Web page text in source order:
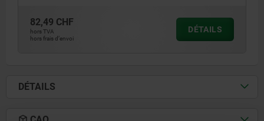
82,49 CHF
hors TVA
hors frais d’envoi
DÉTAILS
DÉTAILS